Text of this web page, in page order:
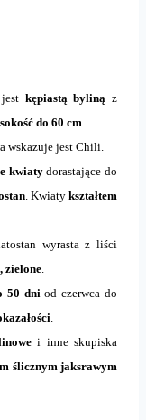
kępiastą byliną z
do 60 cm.
wskazuje jest Chili.
kwiatydorastające do
. Kwiaty kształtem
wyrasta z liści
zielone.
50 dniod czerwca do
.
i inne skupiska
ślicznym jaksrawym